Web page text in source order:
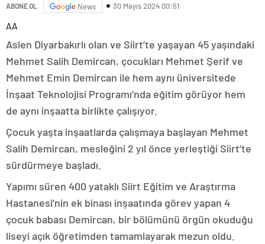
ABONE OL News 30 Mayıs 2024 00:51
AA
Aslen Diyarbakırlı olan ve Siirt’te yaşayan 45 yaşındaki
Mehmet Salih Demircan, çocukları Mehmet Şerif ve
Mehmet Emin Demircan ile hem aynı üniversitede
İnşaat Teknolojisi Programı’nda eğitim görüyor hem
de aynı inşaatta birlikte çalışıyor.
Çocuk yaşta inşaatlarda çalışmaya başlayan Mehmet
Salih Demircan, mesleğini 2 yıl önce yerleştiği Siirt’te
sürdürmeye başladı.
Yapımı süren 400 yataklı Siirt Eğitim ve Araştırma
Hastanesi’nin ek binası inşaatında görev yapan 4
çocuk babası Demircan, bir bölümünü örgün okuduğu
liseyi açık öğretimden tamamlayarak mezun oldu.